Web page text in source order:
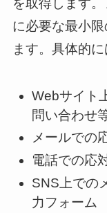
を取得します
に必要な最小
ます。具体的
Webサイト
問い合わせ
メールでの
電話での応
SNS上での
力フォーム